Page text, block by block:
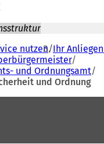
nutzen Ihr
und Ordnungsamt
und Ordnung